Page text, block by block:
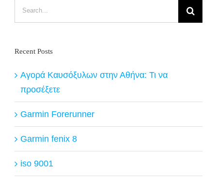
Recent Posts
Αγορά Καυσόξυλων στην Αθήνα: Τι να
προσέξετε
Garmin Forerunner
Garmin fenix 8
iso 9001